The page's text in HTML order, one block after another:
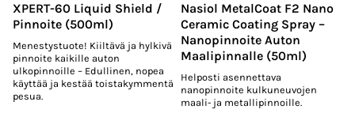
XPERT-60 Liquid Shield /
Pinnoite (500ml)
Menestystuote! Kiiltävä ja hylkivä
pinnoite kaikille auton
ulkopinnoille – Edullinen, nopea
käyttää ja kestää toistakymmentä
pesua.
Nasiol MetalCoat F2 Nano
Ceramic Coating Spray –
Nanopinnoite Auton
Maalipinnalle (50ml)
Helposti asennettava
nanopinnoite kulkuneuvojen
maali- ja metallipinnoille.